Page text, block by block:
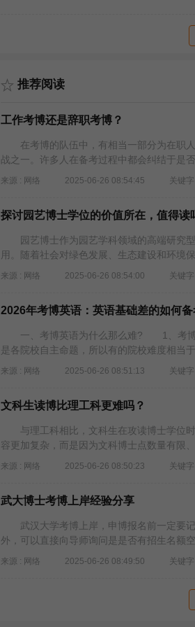
推荐阅读
工作考博还是辞职考博？
在考博的队伍中，有相当一部分为在职人
战之一。许多人在备考过程中都会纠结于是否
来源 : 网络 2025-06-26 08:54:45 关键
探讨园艺博士学位的价值所在，值得读
园艺博士作为园艺学科领域的高端研究型
用。随着社会对绿色发展、生态建设和环境保
来源 : 网络 2025-06-26 08:54:00 关键
2026年考博英语：英语基础差的如何备
一、考博英语为什么那么难? 1、考博
是各院校自主命题，所以有的院校难度相当于
来源 : 网络 2025-06-26 08:51:13 关键
文科生读博比理工科更难吗？
与理工科相比，文科生在攻读博士学位时
容更加复杂，而是因为文科博士点数量有限、
来源 : 网络 2025-06-26 08:50:23 关键
武大博士考博上岸经验分享
武汉大学考博上岸，申博报名前一定要
外，可以直接向导师询问是是否有招生名额
来源 : 网络 2025-06-26 08:49:50 关键